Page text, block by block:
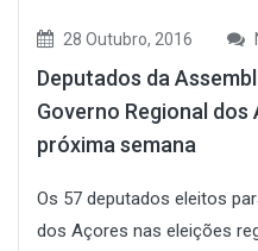
28 Outubro, 2016
Deputados da
Governo Regional
próxima semana
Os 57 deputados eleitos
dos Açores nas eleições